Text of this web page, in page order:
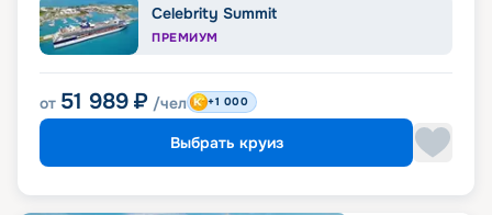
Celebrity Summit
ПРЕМИУМ
от 51 989 ₽ /чел +1 000
Выбрать круиз